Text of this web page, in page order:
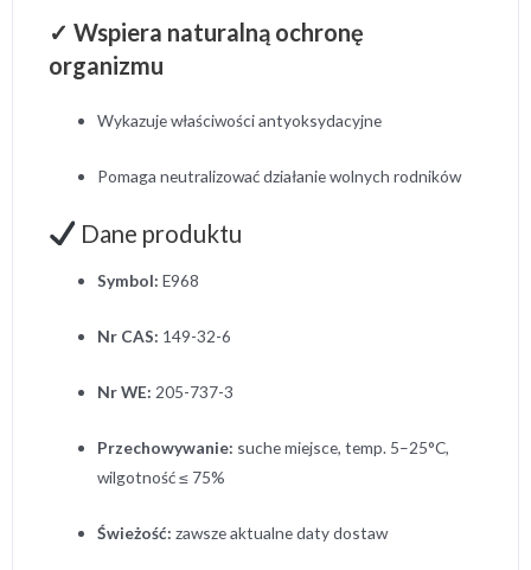
✓ Wspiera naturalną ochronę
organizmu
Wykazuje właściwości antyoksydacyjne
Pomaga neutralizować działanie wolnych rodników
Dane produktu
Symbol: E968
Nr CAS: 149-32-6
Nr WE: 205-737-3
Przechowywanie: suche miejsce, temp. 5–25°C,
wilgotność ≤ 75%
Świeżość: zawsze aktualne daty dostaw